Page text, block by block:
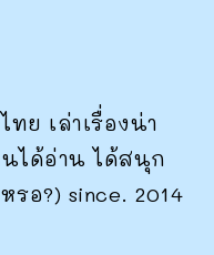
ทย เล่าเรื่องน่า
ได้อ่าน ได้สนุก
รอ?) since. 2014